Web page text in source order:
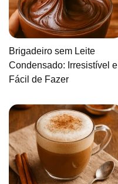
Brigadeiro sem Leite
Condensado: Irresistível e
Fácil de Fazer